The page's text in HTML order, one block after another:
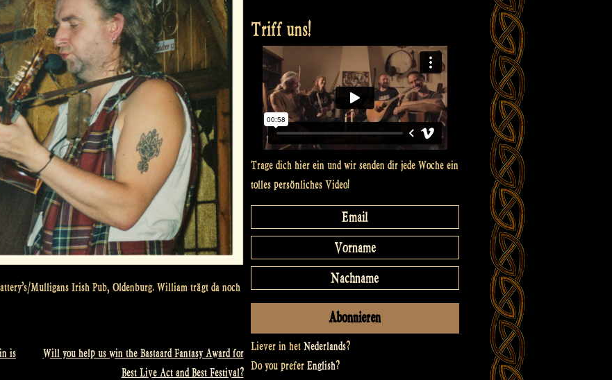
Mulligans Irish Pub, Oldenburg. William trägt da noch
is
Will you help us win the Bastaard Fantasy Award for
Best Live Act and Best Festival?
Triff uns!
Trage dich hier ein und wir senden dir jede Woche ein
tolles persönliches Video!
Liever in het Nederlands?
Do you prefer English?